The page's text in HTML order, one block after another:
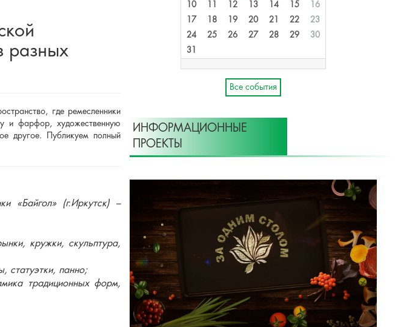
разных
где ремесленники
и фарфор, художественную
другое. Публикуем полный
«Байгол»
(г.Иркутск) –
кружки, скульптура,
статуэтки, панно;
традиционных форм,
10
11 12 13 14 15
16
17
18 19 20 21 22
23
24
25 26 27 28 29
30
31
Все события
ИНФОРМАЦИОННЫЕ
ПРОЕКТЫ